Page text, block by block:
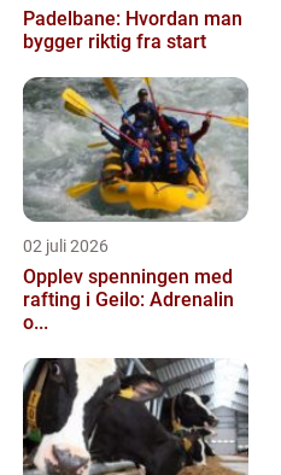
Padelbane: Hvordan man
bygger riktig fra start
02 juli 2026
Opplev spenningen med
rafting i Geilo: Adrenalin
o...